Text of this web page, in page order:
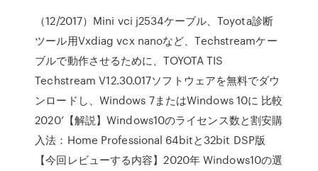
（12/2017）Mini vci j2534ケーブル、Toyota診断
ツール用Vxdiag vcx nanoなど、Techstreamケー
ブルで動作させるために、TOYOTA TIS
Techstream V12.30.017ソフトウェアを無料でダウ
ンロードし、Windows 7またはWindows 10に 比較
2020’【解説】Windows10のライセンス数と割安購
入法：Home Professional 64bitと32bit DSP版
【今回レビューする内容】2020年 Windows10の選